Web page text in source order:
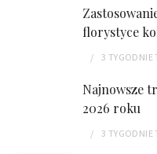
florystyce
3 TYGODNIE
Najnowsze
2026 roku
3 TYGODNIE